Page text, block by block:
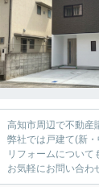
高知市周辺で不動産
弊社では戸建て(新
リフォームについて
お気軽にお問い合わ